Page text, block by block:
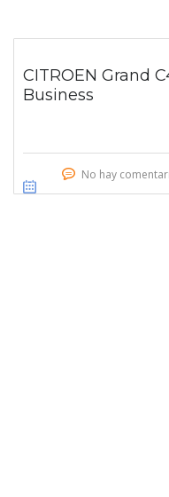
CITROEN Grand
Business
No hay